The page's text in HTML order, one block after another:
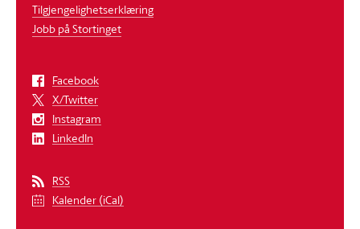
Tilgjengelighetserklæring
Jobb på Stortinget
Facebook
X/Twitter
Instagram
LinkedIn
RSS
Kalender (iCal)